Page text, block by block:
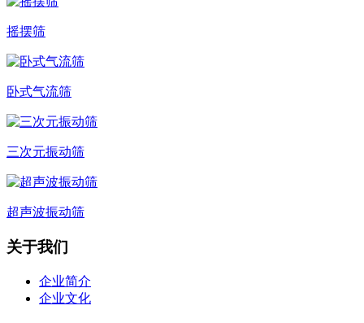
摇摆筛
卧式气流筛
三次元振动筛
超声波振动筛
关于我们
企业简介
企业文化